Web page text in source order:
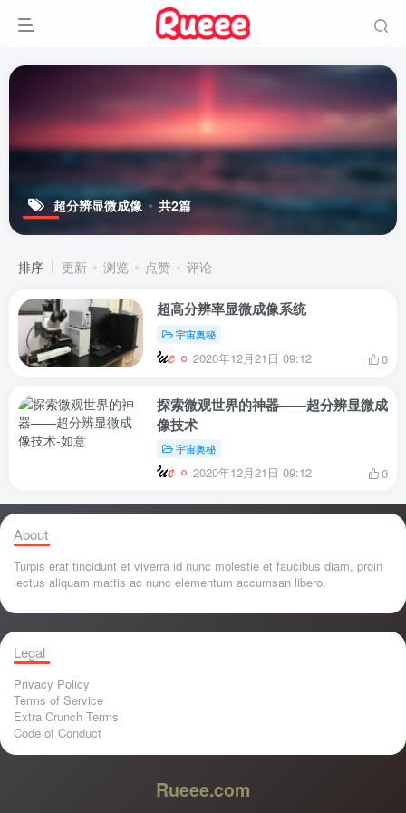
超分辨显微成像 共2篇
排序 更新 浏览 点赞 评论
超高分辨率显微成像系统
宇宙奥秘
2020年12月21日 09:12 0
探索微观世界的神器——超分辨显微成
像技术
宇宙奥秘
2020年12月21日 09:12 0
About
Turpis erat tincidunt et viverra id nunc molestie et faucibus diam, proin
lectus aliquam mattis ac nunc elementum accumsan libero.
Legal
Privacy Policy
Terms of Service
Extra Crunch Terms
Code of Conduct
Rueee.com